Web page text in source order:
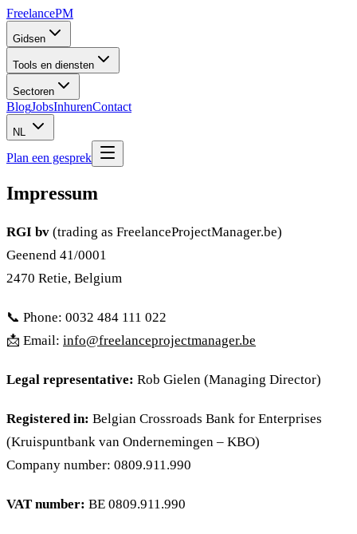
FreelancePM
Gidsen
Tools en diensten
Sectoren
BlogJobsInhurenContact
NL
Plan een gesprek
Impressum
RGI bv (trading as FreelanceProjectManager.be)
Geenend 41/0001
2470 Retie, Belgium
📞 Phone: 0032 484 111 022
📩 Email: info@freelanceprojectmanager.be
Legal representative: Rob Gielen (Managing Director)
Registered in: Belgian Crossroads Bank for Enterprises
(Kruispuntbank van Ondernemingen – KBO)
Company number: 0809.911.990
VAT number: BE 0809.911.990